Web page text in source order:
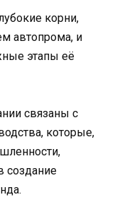
корни,
автопрома, и
этапы её
связаны с
которые,
создание